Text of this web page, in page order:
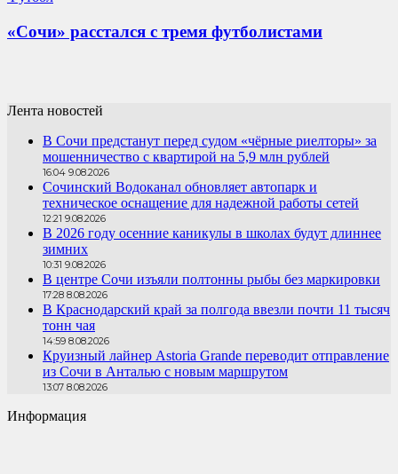
«Сочи» расстался с тремя футболистами
Лента новостей
В Сочи предстанут перед судом «чёрные риелторы» за
мошенничество с квартирой на 5,9 млн рублей
16:04 9.08.2026
Сочинский Водоканал обновляет автопарк и
техническое оснащение для надежной работы сетей
12:21 9.08.2026
В 2026 году осенние каникулы в школах будут длиннее
зимних
10:31 9.08.2026
В центре Сочи изъяли полтонны рыбы без маркировки
17:28 8.08.2026
В Краснодарский край за полгода ввезли почти 11 тысяч
тонн чая
14:59 8.08.2026
Круизный лайнер Astoria Grande переводит отправление
из Сочи в Анталью с новым маршрутом
13:07 8.08.2026
Информация